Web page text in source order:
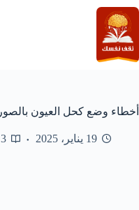
التجاوز
إلى
المحتوى
أخطاء وضع كحل العيون بالصور
19 يناير، 2025 3 mins